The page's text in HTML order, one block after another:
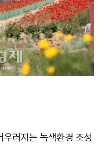
러지는 녹색환경 조성